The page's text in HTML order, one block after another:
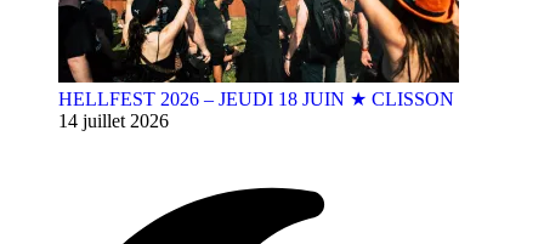
HELLFEST 2026 – JEUDI 18 JUIN ★ CLISSON
14 juillet 2026